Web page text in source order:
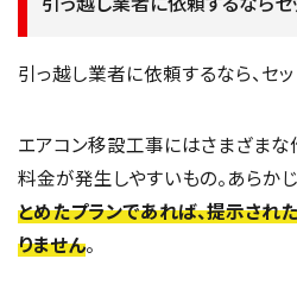
引っ越し業者に依頼するなら、セ
エアコン移設工事にはさまざまな
料金が発生しやすいもの。あらかじ
とめたプランであれば、提示され
りません。